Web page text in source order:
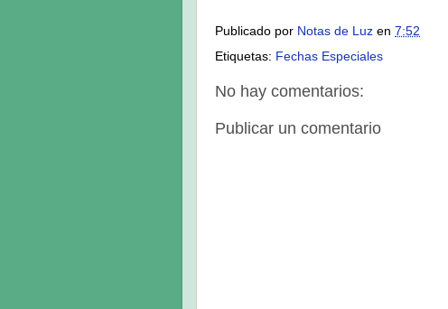
Publicado por Notas de Luz en 7:52
Etiquetas: Fechas Especiales
No hay comentarios:
Publicar un comentario